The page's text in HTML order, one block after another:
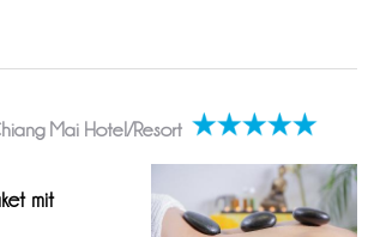
Mai Hotel/Resort
mit